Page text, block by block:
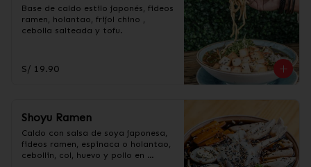
Base de caldo estilo japonés, fideos
ramen, holantao, frijol chino ,
cebolla salteada y tofu.
S/ 19.90
Shoyu Ramen
Caldo con salsa de soya japonesa,
fideos ramen, espinaca o holantao,
cebollin, col, huevo y pollo en